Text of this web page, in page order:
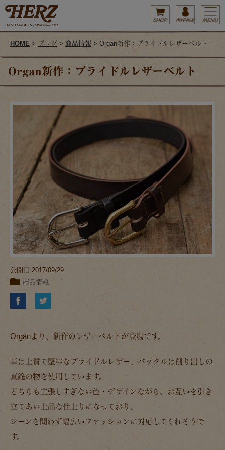
HOME > ブログ > 商品情報 > Organ新作：ブライドルレザーベルト
Organ新作：ブライドルレザーベルト
公開日:2017/09/29
商品情報
Organより、新作のレザーベルトが登場です。
革は上質で堅牢なブライドルレザー、バックルは削り出しの
真鍮の物を使用しています。
どちらも主張しすぎない色・デザインながら、お互いを引き
立てあい上品な仕上りになっており、
シーンを問わず幅広いファッションに対応してくれそうで
す。